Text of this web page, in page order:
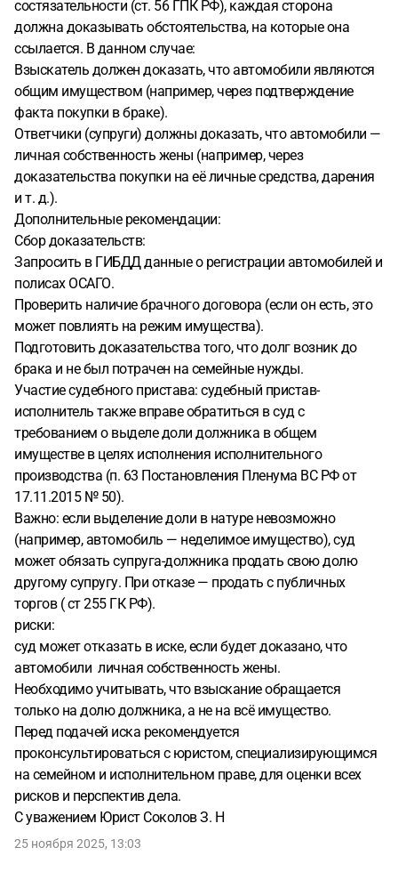
состязательности (ст. 56 ГПК РФ), каждая сторона
должна доказывать обстоятельства, на которые она
ссылается. В данном случае:
Взыскатель должен доказать, что автомобили являются
общим имуществом (например, через подтверждение
факта покупки в браке).
Ответчики (супруги) должны доказать, что автомобили —
личная собственность жены (например, через
доказательства покупки на её личные средства, дарения
и т. д.).
Дополнительные рекомендации:
Сбор доказательств:
Запросить в ГИБДД данные о регистрации автомобилей и
полисах ОСАГО.
Проверить наличие брачного договора (если он есть, это
может повлиять на режим имущества).
Подготовить доказательства того, что долг возник до
брака и не был потрачен на семейные нужды.
Участие судебного пристава: судебный пристав-
исполнитель также вправе обратиться в суд с
требованием о выделе доли должника в общем
имуществе в целях исполнения исполнительного
производства (п. 63 Постановления Пленума ВС РФ от
17.11.2015 № 50).
Важно: если выделение доли в натуре невозможно
(например, автомобиль — неделимое имущество), суд
может обязать супруга-должника продать свою долю
другому супругу. При отказе — продать с публичных
торгов ( ст 255 ГК РФ).
риски:
суд может отказать в иске, если будет доказано, что
автомобили личная собственность жены.
Необходимо учитывать, что взыскание обращается
только на долю должника, а не на всё имущество.
Перед подачей иска рекомендуется
проконсультироваться с юристом, специализирующимся
на семейном и исполнительном праве, для оценки всех
рисков и перспектив дела.
С уважением Юрист Соколов З. Н
25 ноября 2025, 13:03